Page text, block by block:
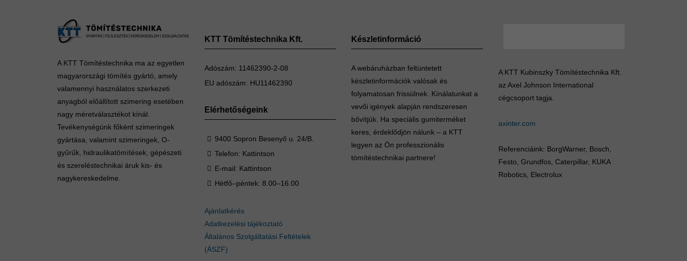
A KTT Tömítéstechnika ma az egyetlen
magyarországi tömítés gyártó, amely
valamennyi használatos szerkezeti
anyagból előállított szimering esetében
nagy méretválasztékot kínál.
Tevékenységünk főként szimeringek
gyártása, valamint szimeringek, O-
gyűrűk, hidraulikatömítések, gépészeti
és szereléstechnikai áruk kis- és
nagykereskedelme.
KTT Tömítéstechnika Kft.
Adószám: 11462390-2-08
EU adószám: HU11462390
Elérhetőségeink
9400 Sopron Besenyő u. 24/B.
Telefon: Kattintson
E-mail: Kattintson
Hétfő–péntek: 8.00–16.00
Ajánlatkérés
Adatkezelési tájékoztató
Általános Szolgáltatási Feltételek
(ÁSZF)
Készletinformáció
A webáruházban feltüntetett
készletinformációk valósak és
folyamatosan frissülnek. Kínálatunkat a
vevői igények alapján rendszeresen
bővítjük. Ha speciális gumiterméket
keres, érdeklődjön nálunk – a KTT
legyen az Ön professzionális
tömítéstechnikai partnere!
A KTT Kubinszky Tömítéstechnika Kft.
az Axel Johnson International
cégcsoport tagja.
axinter.com
Referenciáink: BorgWarner, Bosch,
Festo, Grundfos, Caterpillar, KUKA
Robotics, Electrolux